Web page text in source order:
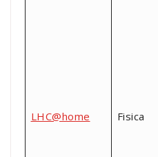
LHC@home Fisica